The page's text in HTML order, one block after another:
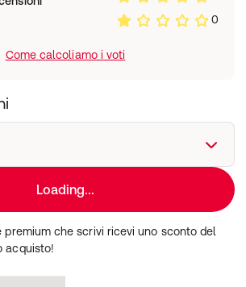
0
Come calcoliamo i voti
Loading...
premium che scrivi ricevi uno sconto del
acquisto!